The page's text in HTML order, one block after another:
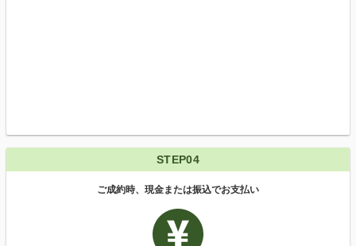
STEP04
ご成約時、現金または振込でお支払い